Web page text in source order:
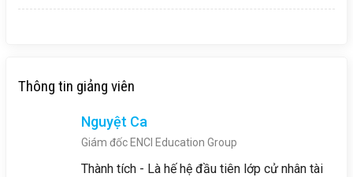
Thông tin giảng viên
Nguyệt Ca
Giám đốc ENCI Education Group
Thành tích - Là hế hệ đầu tiên lớp cử nhân tài